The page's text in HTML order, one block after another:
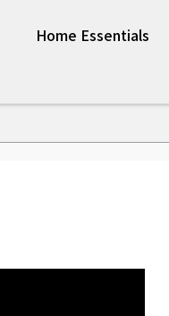
Home Essentials